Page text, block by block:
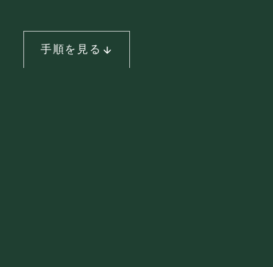
手順を見る